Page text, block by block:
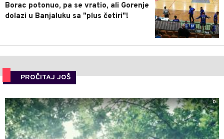
Borac potonuo, pa se vratio, ali Gorenje
dolazi u Banjaluku sa "plus četiri"!
PROČITAJ JOŠ
0